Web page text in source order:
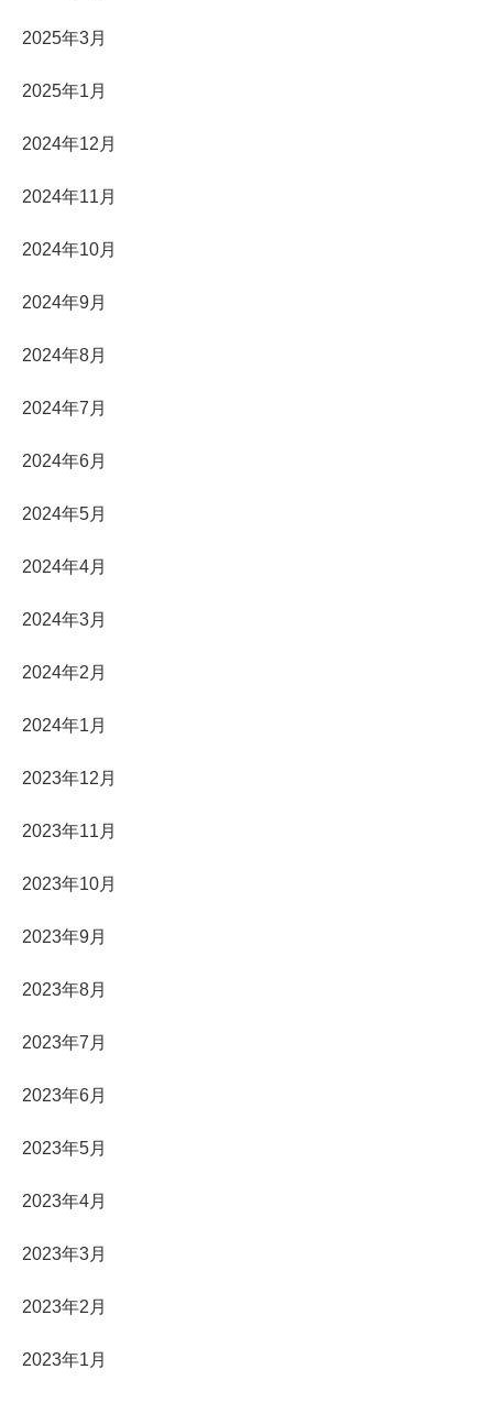
2025年3月
2025年1月
2024年12月
2024年11月
2024年10月
2024年9月
2024年8月
2024年7月
2024年6月
2024年5月
2024年4月
2024年3月
2024年2月
2024年1月
2023年12月
2023年11月
2023年10月
2023年9月
2023年8月
2023年7月
2023年6月
2023年5月
2023年4月
2023年3月
2023年2月
2023年1月